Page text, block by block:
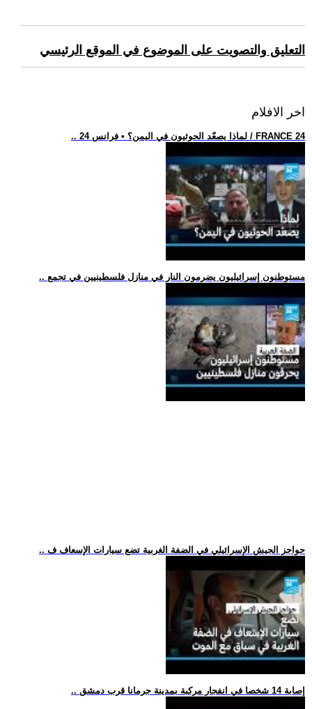
التعليق والتصويت على الموضوع في الموقع الرئيسي
اخر الافلام
.. لماذا يصعّد الحوثيون في اليمن؟ • فرانس 24 / FRANCE 24
.. مستوطنون إسرائيليون يضرمون النار في منازل فلسطينيين في تجمع
.. حواجز الجيش الإسرائيلي في الضفة الغربية تضع سيارات الإسعاف ف
.. إصابة 14 شخصا في انفجار مركبة بمدينة جرمانا قرب دمشق